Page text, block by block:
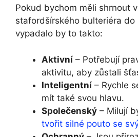
Pokud bychom měli shrnout
stafordšírského bulteriéra do
vypadalo by to takto:
Aktivní – Potřebují
aktivitu, aby zůstali
Inteligentní – Rychle
mít také svou hlavu.
Společenský – Milují
tvořit silné pouto se